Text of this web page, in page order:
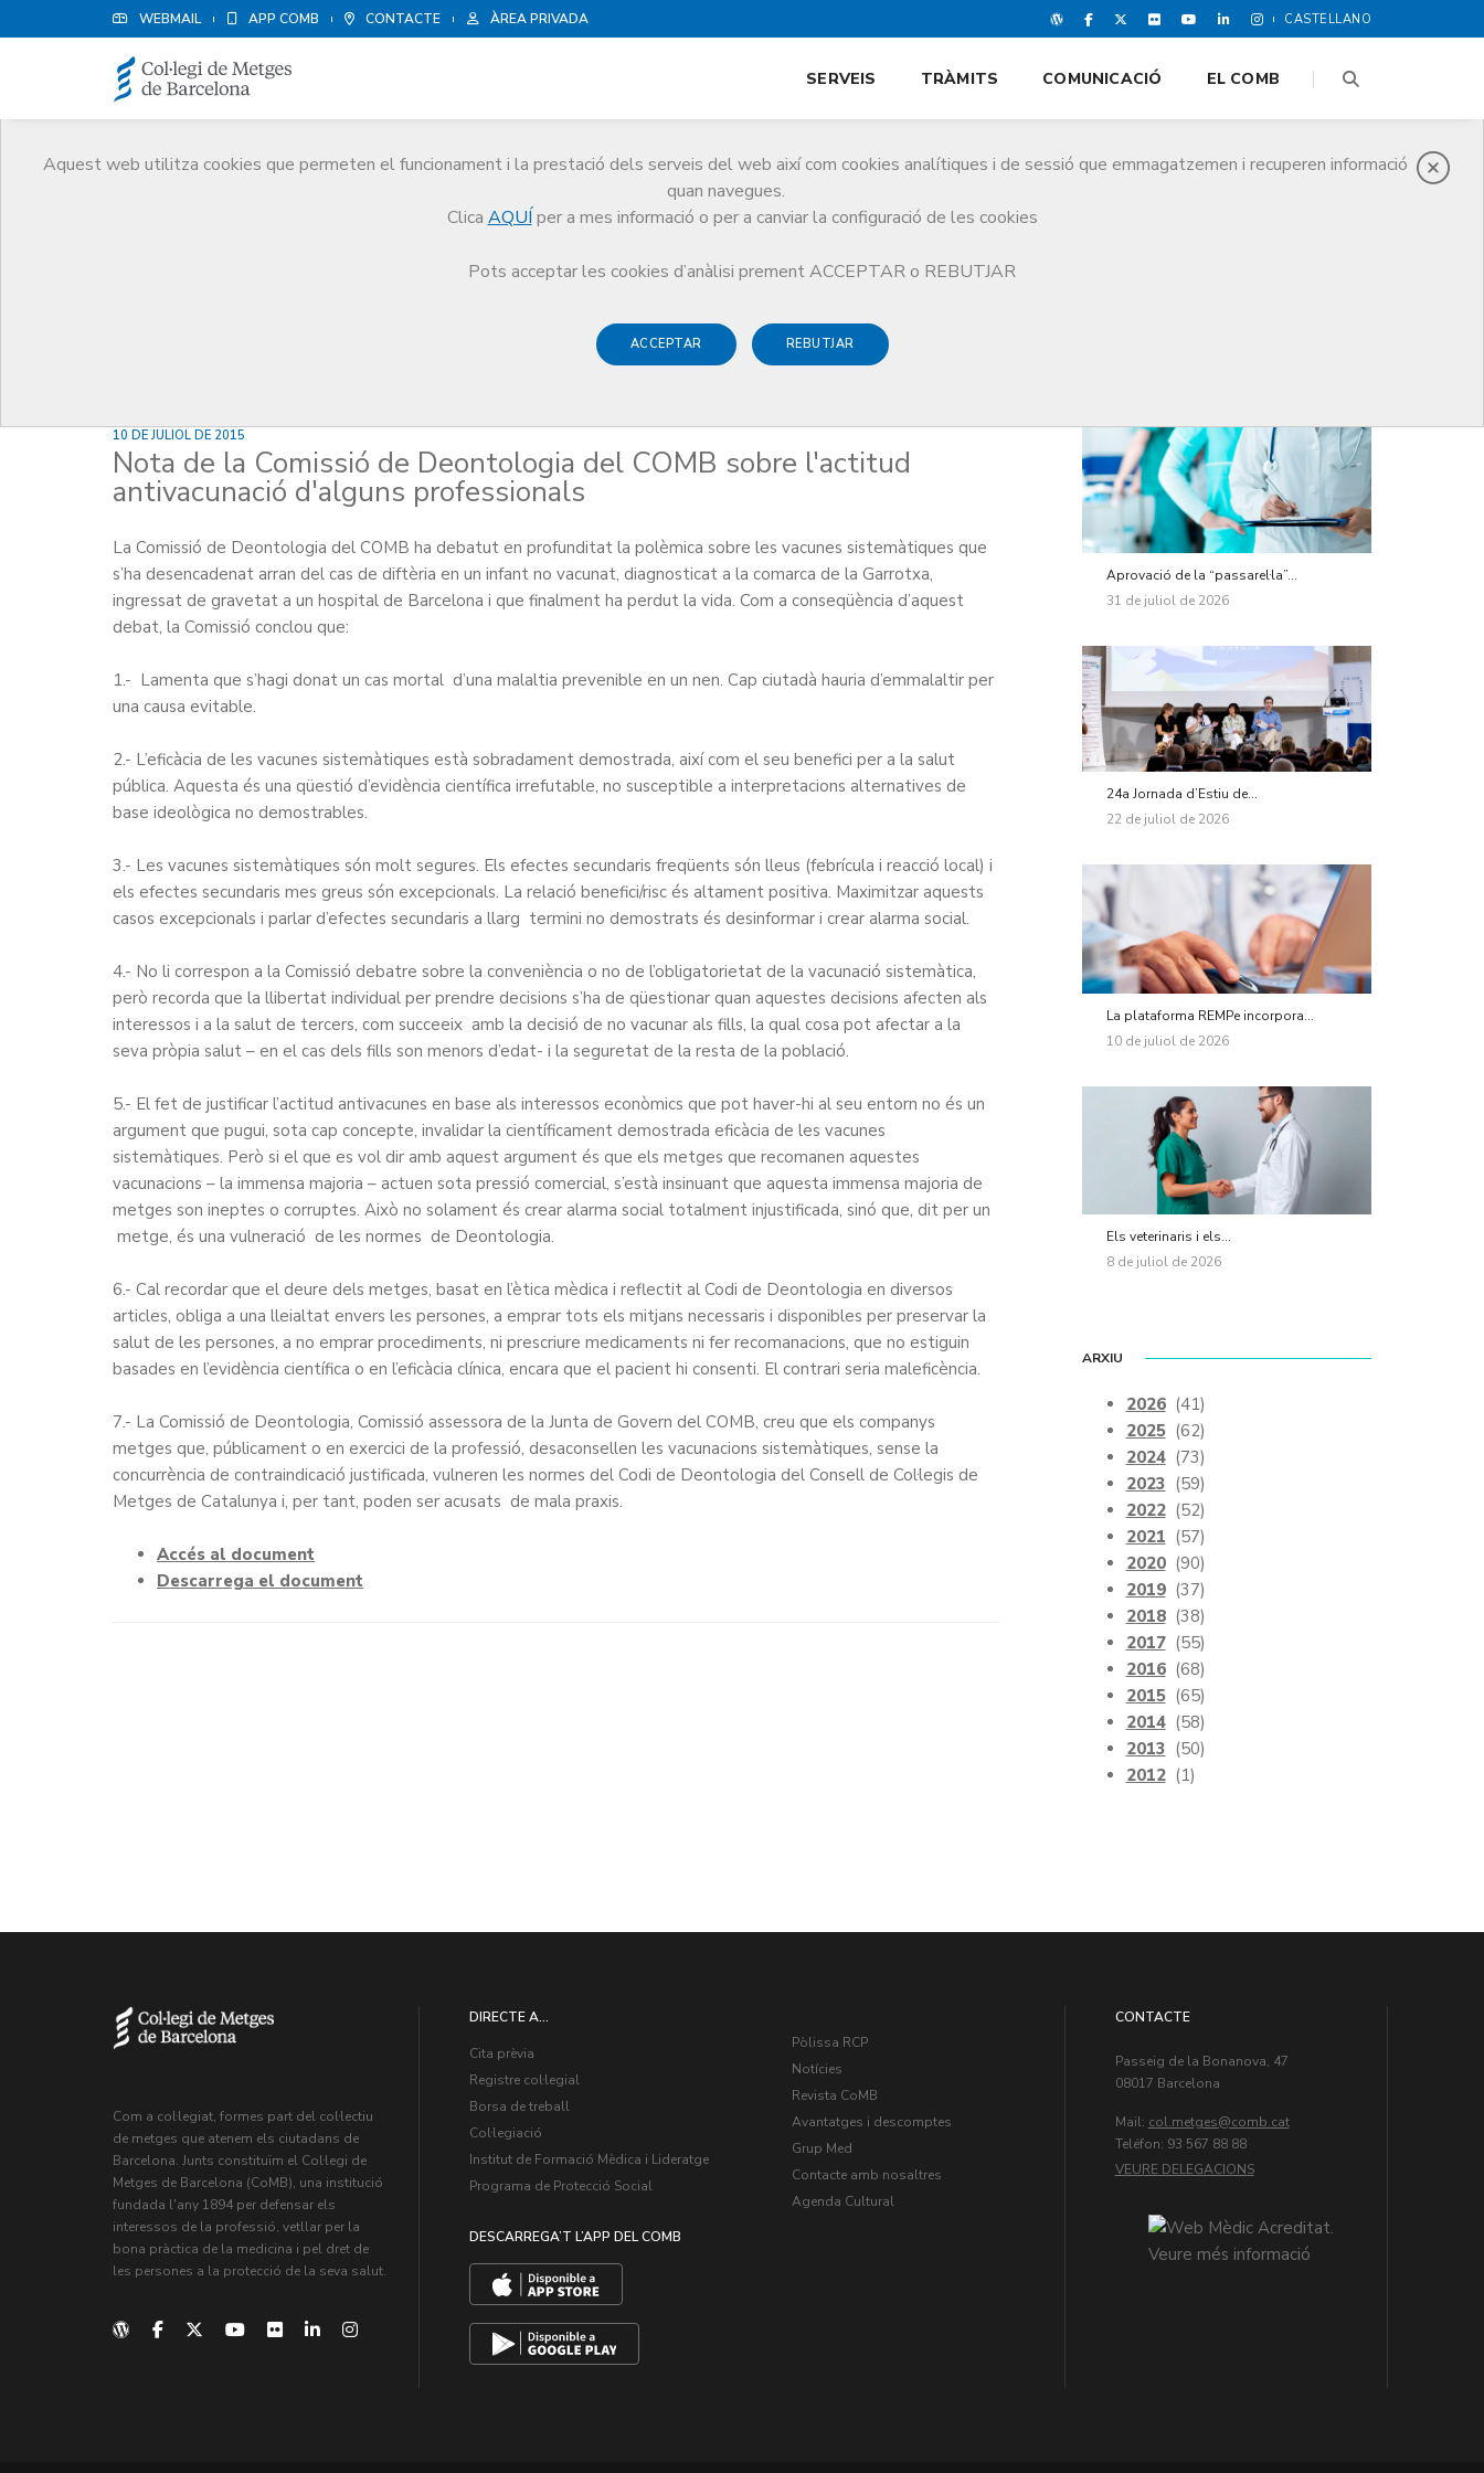
WEBMAIL APP COMB CONTACTE ÀREA PRIVADA CASTELLANO
Aquest web utilitza cookies que permeten el funcionament i la prestació dels serveis del web així com cookies analítiques i de sessió que emmagatzemen i recuperen informació
quan navegues.
Clica AQUÍ per a mes informació o per a canviar la configuració de les cookies
Pots acceptar les cookies d’anàlisi prement ACCEPTAR o REBUTJAR
ACCEPTAR REBUTJAR
SERVEIS TRÀMITS COMUNICACIÓ EL COMB
Nota de la Comissió de Deontologia del COMB sobre l'actitud antivacunació d'alguns professionals
10 DE JULIOL DE 2015
Nota de la Comissió de Deontologia del COMB sobre l'actitud
antivacunació d'alguns professionals
La Comissió de Deontologia del COMB ha debatut en profunditat la polèmica sobre les vacunes sistemàtiques que
s’ha desencadenat arran del cas de diftèria en un infant no vacunat, diagnosticat a la comarca de la Garrotxa,
ingressat de gravetat a un hospital de Barcelona i que finalment ha perdut la vida. Com a conseqüència d’aquest
debat, la Comissió conclou que:
1.- Lamenta que s’hagi donat un cas mortal d’una malaltia prevenible en un nen. Cap ciutadà hauria d’emmalaltir per
una causa evitable.
2.- L’eficàcia de les vacunes sistemàtiques està sobradament demostrada, així com el seu benefici per a la salut
pública. Aquesta és una qüestió d’evidència científica irrefutable, no susceptible a interpretacions alternatives de
base ideològica no demostrables.
3.- Les vacunes sistemàtiques són molt segures. Els efectes secundaris freqüents són lleus (febrícula i reacció local) i
els efectes secundaris mes greus són excepcionals. La relació benefici/risc és altament positiva. Maximitzar aquests
casos excepcionals i parlar d’efectes secundaris a llarg termini no demostrats és desinformar i crear alarma social.
4.- No li correspon a la Comissió debatre sobre la conveniència o no de l’obligatorietat de la vacunació sistemàtica,
però recorda que la llibertat individual per prendre decisions s’ha de qüestionar quan aquestes decisions afecten als
interessos i a la salut de tercers, com succeeix amb la decisió de no vacunar als fills, la qual cosa pot afectar a la
seva pròpia salut – en el cas dels fills son menors d’edat- i la seguretat de la resta de la població.
5.- El fet de justificar l’actitud antivacunes en base als interessos econòmics que pot haver-hi al seu entorn no és un
argument que pugui, sota cap concepte, invalidar la científicament demostrada eficàcia de les vacunes
sistemàtiques. Però si el que es vol dir amb aquest argument és que els metges que recomanen aquestes
vacunacions – la immensa majoria – actuen sota pressió comercial, s’està insinuant que aquesta immensa majoria de
metges son ineptes o corruptes. Això no solament és crear alarma social totalment injustificada, sinó que, dit per un
metge, és una vulneració de les normes de Deontologia.
6.- Cal recordar que el deure dels metges, basat en l’ètica mèdica i reflectit al Codi de Deontologia en diversos
articles, obliga a una lleialtat envers les persones, a emprar tots els mitjans necessaris i disponibles per preservar la
salut de les persones, a no emprar procediments, ni prescriure medicaments ni fer recomanacions, que no estiguin
basades en l’evidència científica o en l’eficàcia clínica, encara que el pacient hi consenti. El contrari seria maleficència.
7.- La Comissió de Deontologia, Comissió assessora de la Junta de Govern del COMB, creu que els companys
metges que, públicament o en exercici de la professió, desaconsellen les vacunacions sistemàtiques, sense la
concurrència de contraindicació justificada, vulneren les normes del Codi de Deontologia del Consell de Col·legis de
Metges de Catalunya i, per tant, poden ser acusats de mala praxis.
Accés al document
Descarrega el document
Aprovació de la “passarel·la”...
31 de juliol de 2026
24a Jornada d’Estiu de...
22 de juliol de 2026
La plataforma REMPe incorpora...
10 de juliol de 2026
Els veterinaris i els...
8 de juliol de 2026
ARXIU
2026 (41)
2025 (62)
2024 (73)
2023 (59)
2022 (52)
2021 (57)
2020 (90)
2019 (37)
2018 (38)
2017 (55)
2016 (68)
2015 (65)
2014 (58)
2013 (50)
2012 (1)
Com a col·legiat, formes part del col·lectiu
de metges que atenem els ciutadans de
Barcelona. Junts constituïm el Col·legi de
Metges de Barcelona (CoMB), una institució
fundada l'any 1894 per defensar els
interessos de la professió, vetllar per la
bona pràctica de la medicina i pel dret de
les persones a la protecció de la seva salut.
DIRECTE A...
Cita prèvia
Registre col·legial
Borsa de treball
Col·legiació
Institut de Formació Mèdica i Lideratge
Programa de Protecció Social
DESCARREGA’T L’APP DEL COMB
Pòlissa RCP
Notícies
Revista CoMB
Avantatges i descomptes
Grup Med
Contacte amb nosaltres
Agenda Cultural
CONTACTE
Passeig de la Bonanova, 47
08017 Barcelona
Mail: col.metges
Teléfon: 93 567 88 88
VEURE DELEGACIONS